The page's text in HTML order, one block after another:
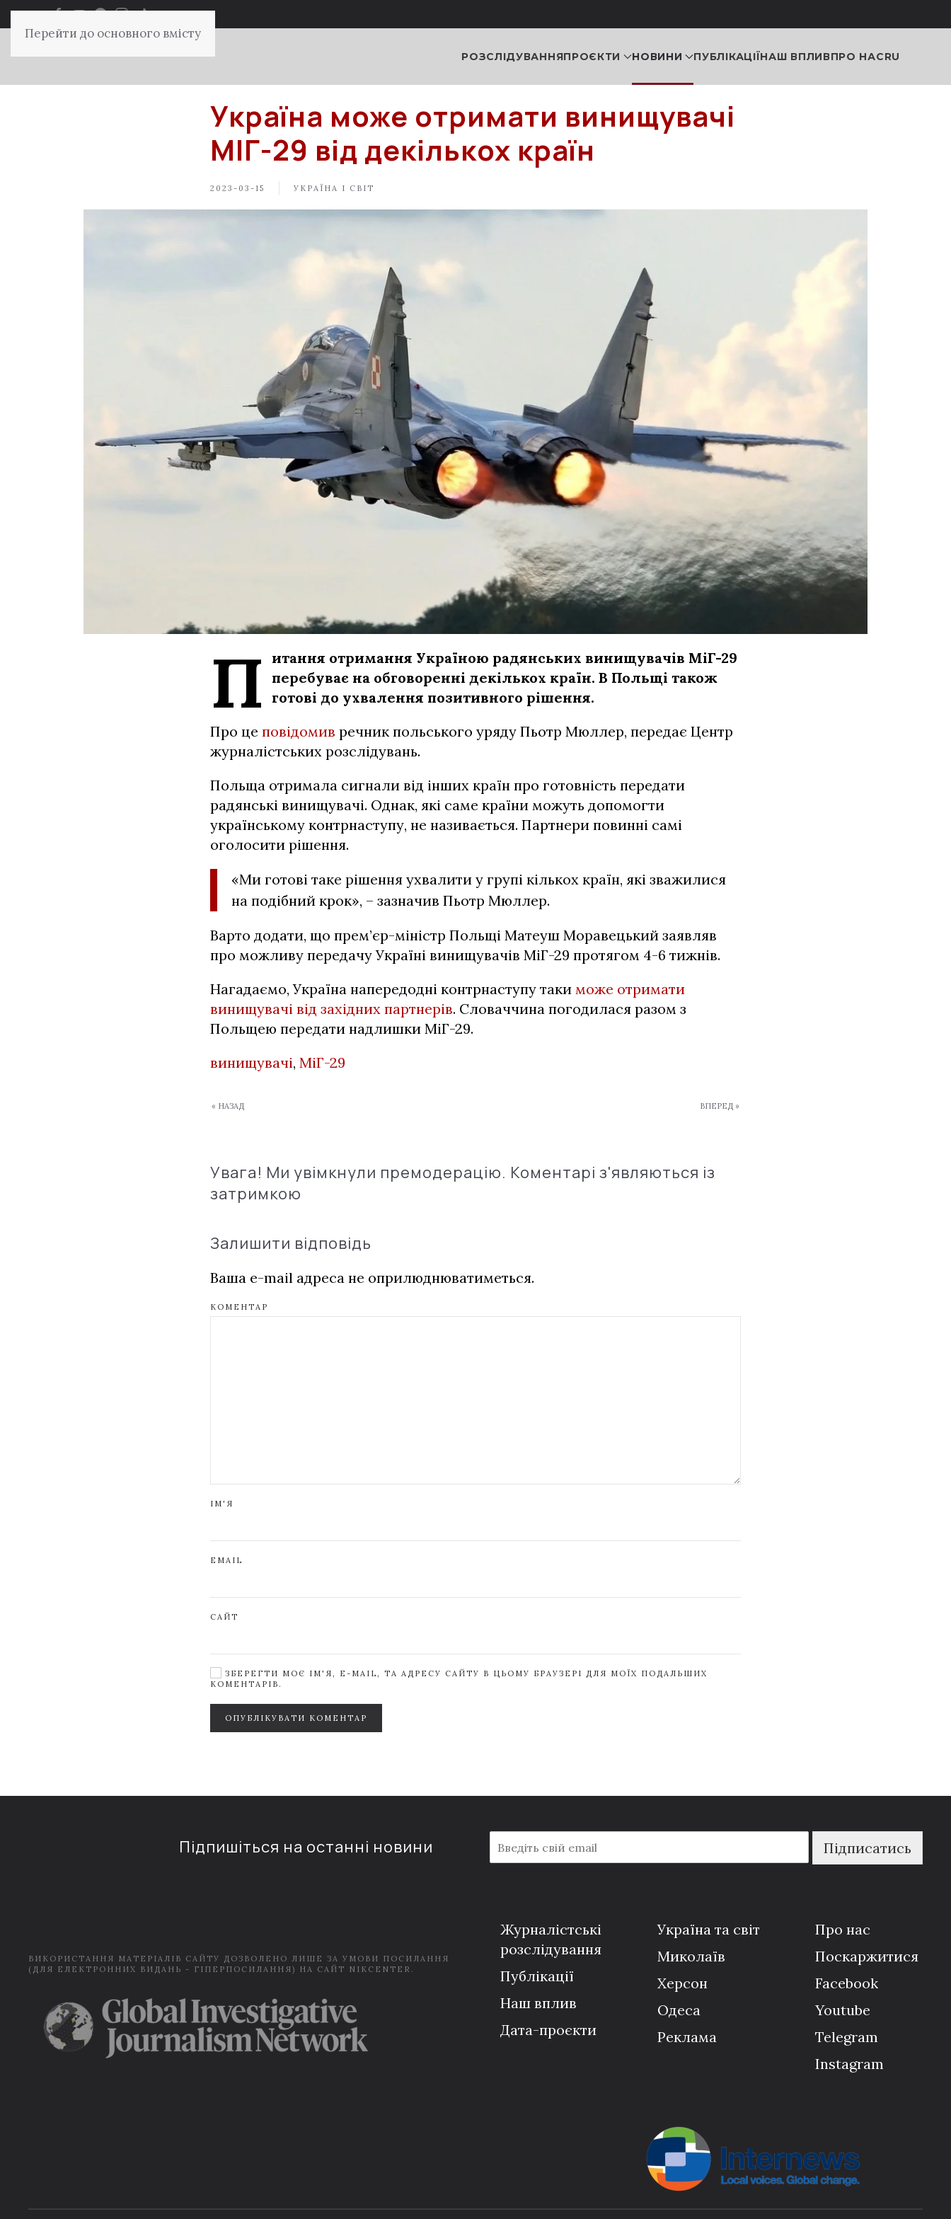
Перейти до основного вмісту
РОЗСЛІДУВАННЯПРОЄКТИ НОВИНИ ПУБЛІКАЦІЇНАШ ВПЛИВПРО НАСRU
Україна може отримати винищувачі
МІГ-29 від декількох країн
2023-03-15 УКРАЇНА І СВІТ
П
итання отримання Україною радянських винищувачів МіГ-29
перебуває на обговоренні декількох країн. В Польщі також
готові до ухвалення позитивного рішення.
Про це повідомив речник польського уряду Пьотр Мюллер, передає Центр
журналістських розслідувань.
Польща отримала сигнали від інших країн про готовність передати
радянські винищувачі. Однак, які саме країни можуть допомогти
українському контрнаступу, не називається. Партнери повинні самі
оголосити рішення.
«Ми готові таке рішення ухвалити у групі кількох країн, які зважилися
на подібний крок», – зазначив Пьотр Мюллер.
Варто додати, що прем’єр-міністр Польщі Матеуш Моравецький заявляв
про можливу передачу Україні винищувачів МіГ-29 протягом 4-6 тижнів.
Нагадаємо, Україна напередодні контрнаступу таки може отримати
винищувачі від західних партнерів. Словаччина погодилася разом з
Польщею передати надлишки МіГ-29.
винищувачі, МіГ-29
« НАЗАД ВПЕРЕД »
Увага! Ми увімкнули премодерацію. Коментарі з'являються із
затримкою
Залишити відповідь
Ваша e-mail адреса не оприлюднюватиметься.
КОМЕНТАР
ІМ'Я
EMAIL
САЙТ
ЗБЕРЕГТИ МОЄ ІМ'Я, E-MAIL, ТА АДРЕСУ САЙТУ В ЦЬОМУ БРАУЗЕРІ ДЛЯ МОЇХ ПОДАЛЬШИХ
КОМЕНТАРІВ.
ОПУБЛІКУВАТИ КОМЕНТАР
Підпишіться на останні новини
m
a
Підписатись
ВИКОРИСТАННЯ МАТЕРІАЛІВ САЙТУ ДОЗВОЛЕНО ЛИШЕ ЗА УМОВИ ПОСИЛАННЯ
(ДЛЯ ЕЛЕКТРОННИХ ВИДАНЬ - ГІПЕРПОСИЛАННЯ) НА САЙТ NIKCENTER.
Журналістські
розслідування
Публікації
Наш вплив
Дата-проєкти
Україна та світ
Миколаїв
Херсон
Одеса
Реклама
Про нас
Поскаржитися
Facebook
Youtube
Telegram
Instagram